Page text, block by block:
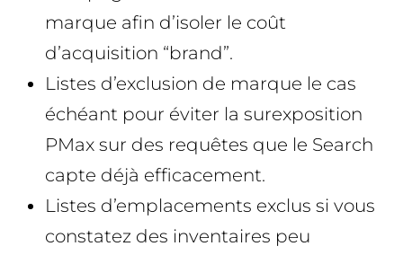
marque afin d’isoler le coût
d’acquisition “brand”.
Listes d’exclusion de marque le cas
échéant pour éviter la surexposition
PMax sur des requêtes que le Search
capte déjà efficacement.
Listes d’emplacements exclus si vous
constatez des inventaires peu